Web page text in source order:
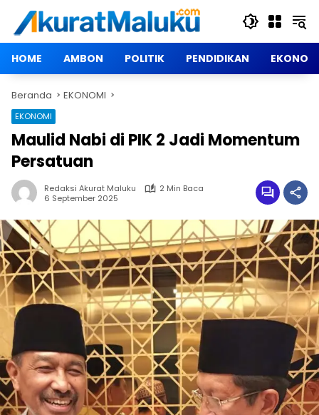
konten
HOME
AMBON POLITIK PENDIDIKAN
Beranda EKONOMI
EKONOMI
Maulid Nabi di PIK 2 Jadi Momentum
Persatuan
Redaksi Akurat Maluku
2 Min Baca
6 September 2025